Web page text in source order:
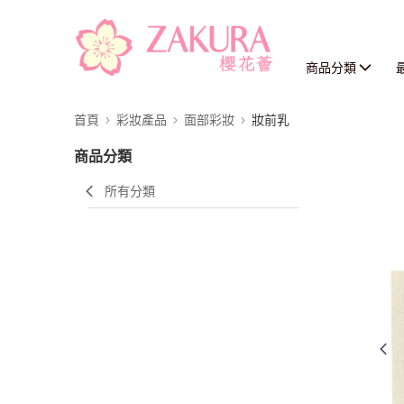
商品分類
首頁 彩妝產品 面部彩妝 妝前乳
商品分類
所有分類